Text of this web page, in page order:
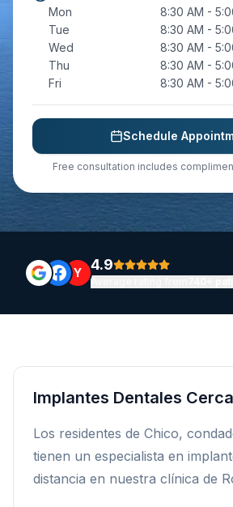
Mon
8:30 AM -
Tue
8:30 AM -
Wed
8:30 AM -
Thu
8:30 AM -
Fri
8:30 AM -
Schedule
Free consultation includes
Y 4.9
Average rating from
Implantes Dentales
Los residentes de Chico,
tienen un especialista en
distancia en nuestra clínica de